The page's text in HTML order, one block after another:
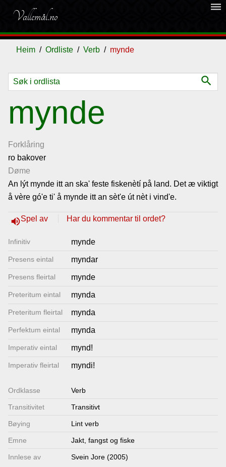
Vallemål.no
dehaze
Heim Ordliste Verb mynde
search
mynde
Forklåring
ro bakover
Døme
An lýt mynde itt an ska' feste fiskenètí på land. Det æ viktigt
å vère gó'e ti' å mynde itt an sèt'e út nèt i vind'e.
volume_upSpel av Har du kommentar til ordet?
Infinitiv mynde
Presens eintal myndar
Presens fleirtal mynde
Preteritum eintal mynda
Preteritum fleirtal mynda
Perfektum eintal mynda
Imperativ eintal mynd!
Imperativ fleirtal myndi!
Ordklasse Verb
Transitivitet Transitivt
Bøying Lint verb
Emne Jakt, fangst og fiske
Innlese av Svein Jore (2005)
Ordliste
Om
vallemålet
Gjestebok
Lenkjer
Kontakt
oss